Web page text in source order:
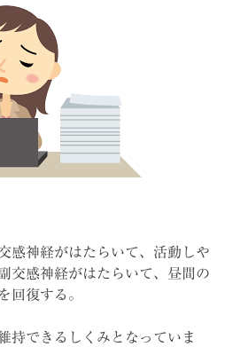
感神経がはたらいて、活動しや
交感神経がはたらいて、昼間の
回復する。
持できるしくみとなっていま